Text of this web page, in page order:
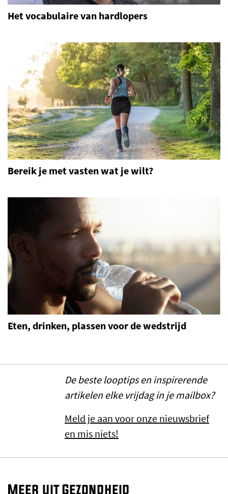
Het vocabulaire van hardlopers
Bereik je met vasten wat je wilt?
Eten, drinken, plassen voor de wedstrijd
De beste looptips en inspirerende
artikelen elke vrijdag in je mailbox?
Meld je aan voor onze nieuwsbrief
en mis niets!
Meer uit Gezondheid